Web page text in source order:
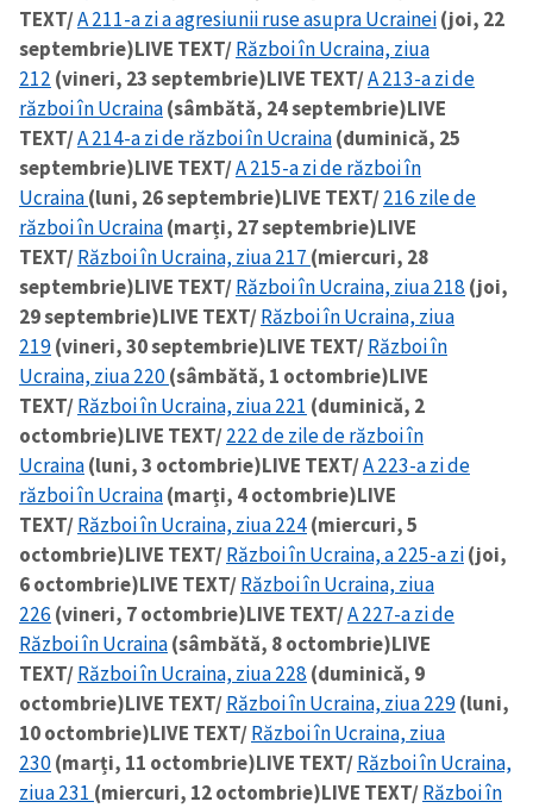
TEXT/A 211-a zi a agresiunii ruse asupra Ucrainei(joi, 22
septembrie)LIVE TEXT/Război în Ucraina, ziua
212 (vineri, 23 septembrie)LIVE TEXT/A 213-a zi de
război în Ucraina(sâmbătă, 24 septembrie)LIVE
TEXT/A 214-a zi de război în Ucraina(duminică, 25
septembrie)LIVE TEXT/A 215-a zi de război în
Ucraina(luni, 26 septembrie)LIVE TEXT/216 zile de
război în Ucraina(marți, 27 septembrie)LIVE
TEXT/Război în Ucraina, ziua 217 (miercuri, 28
septembrie)LIVE TEXT/Război în Ucraina, ziua 218 (joi,
29 septembrie)LIVE TEXT/Război în Ucraina, ziua
219(vineri, 30 septembrie)LIVE TEXT/Război în
Ucraina, ziua 220(sâmbătă, 1 octombrie)LIVE
TEXT/Război în Ucraina, ziua 221 (duminică, 2
octombrie)LIVE TEXT/222 de zile de război în
Ucraina(luni, 3 octombrie)LIVE TEXT/A 223-a zi de
război în Ucraina(marți, 4 octombrie)LIVE
TEXT/Război în Ucraina, ziua 224(miercuri, 5
octombrie)LIVE TEXT/Război în Ucraina, a 225-a zi(joi,
6 octombrie)LIVE TEXT/Război în Ucraina, ziua
226 (vineri, 7 octombrie)LIVE TEXT/A 227-a zi de
Război în Ucraina(sâmbătă, 8 octombrie)LIVE
TEXT/Război în Ucraina, ziua 228 (duminică, 9
octombrie)LIVE TEXT/Război în Ucraina, ziua 229(luni,
10 octombrie)LIVE TEXT/Război în Ucraina, ziua
230(marți, 11 octombrie)LIVE TEXT/Război în Ucraina,
ziua 231 (miercuri, 12 octombrie)LIVE TEXT/Război în